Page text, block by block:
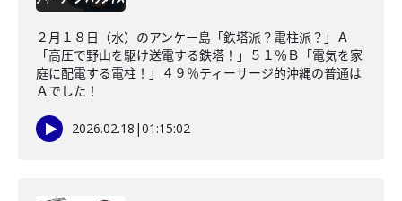
２月１８日（水）のアンケー島「鉄塔派？電柱派？」Ａ
「高圧で野山を駆け送電する鉄塔！」５１％Ｂ「電気を家
庭に配電する電柱！」４９％ティーサージ的沖縄の普通は
Ａでした！
2026.02.18 |01:15:02